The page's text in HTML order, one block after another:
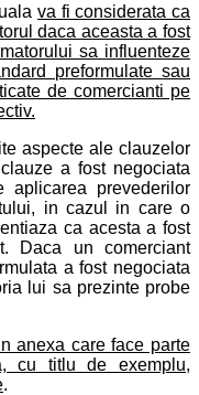
va fi considerata ca
daca aceasta a fost
sa influenteze
preformulate sau
de comercianti pe
.
aspecte ale clauzelor
a fost negociata
aplicarea prevederilor
in cazul in care o
ca acesta a fost
Daca un comerciant
a fost negociata
lui sa prezinte probe
anexa care face parte
cu titlu de exemplu,
.